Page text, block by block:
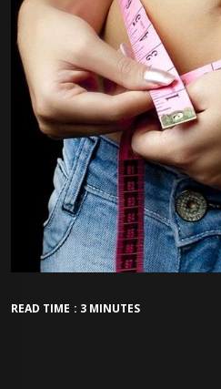
READ TIME : 3 MINUTES